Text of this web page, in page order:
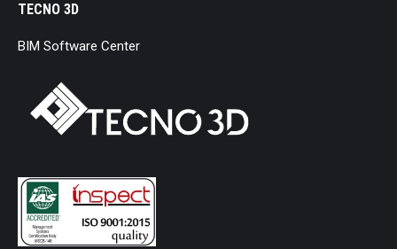
TECNO 3D
BIM Software Center